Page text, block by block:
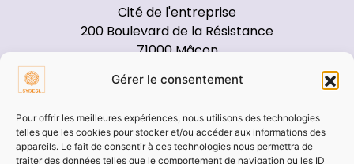
Gérer le consentement
Pour offrir les meilleures expériences, nous utilisons des technologies
telles que les cookies pour stocker et/ou accéder aux informations des
appareils. Le fait de consentir à ces technologies nous permettra de
traiter des données telles que le comportement de navigation ou les ID
Cité de l'entreprise
200 Boulevard de la Résistance
71000 Mâcon
Tél : 03 85 21 91 00